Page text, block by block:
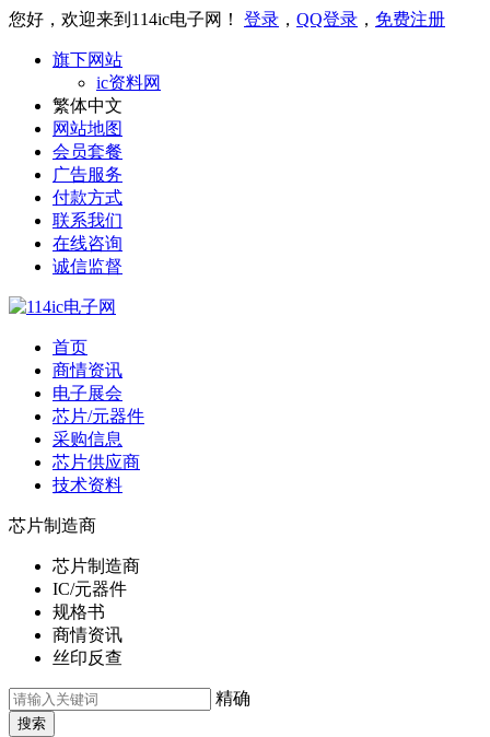
您好，欢迎来到114ic电子网！ 登录 ， QQ登录 ， 免费注册
旗下网站
ic资料网
繁体中文
网站地图
会员套餐
广告服务
付款方式
联系我们
在线咨询
诚信监督
首页
商情资讯
电子展会
芯片/元器件
采购信息
芯片供应商
技术资料
芯片制造商
芯片制造商
IC/元器件
规格书
商情资讯
丝印反查
精确